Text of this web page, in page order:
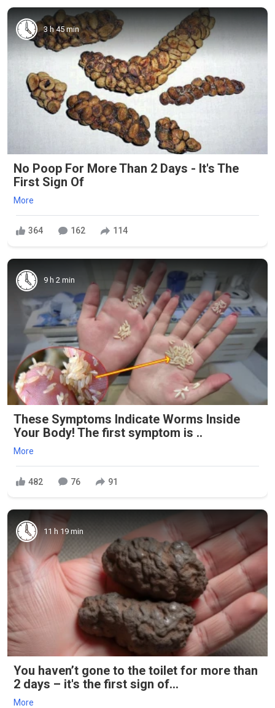
3 h 45 min
No Poop For More Than 2 Days - It's The
First Sign Of
More
364 162 114
9 h 2 min
These Symptoms Indicate Worms Inside
Your Body! The first symptom is ..
More
482 76 91
11 h 19 min
You haven’t gone to the toilet for more than
2 days – it's the first sign of...
More